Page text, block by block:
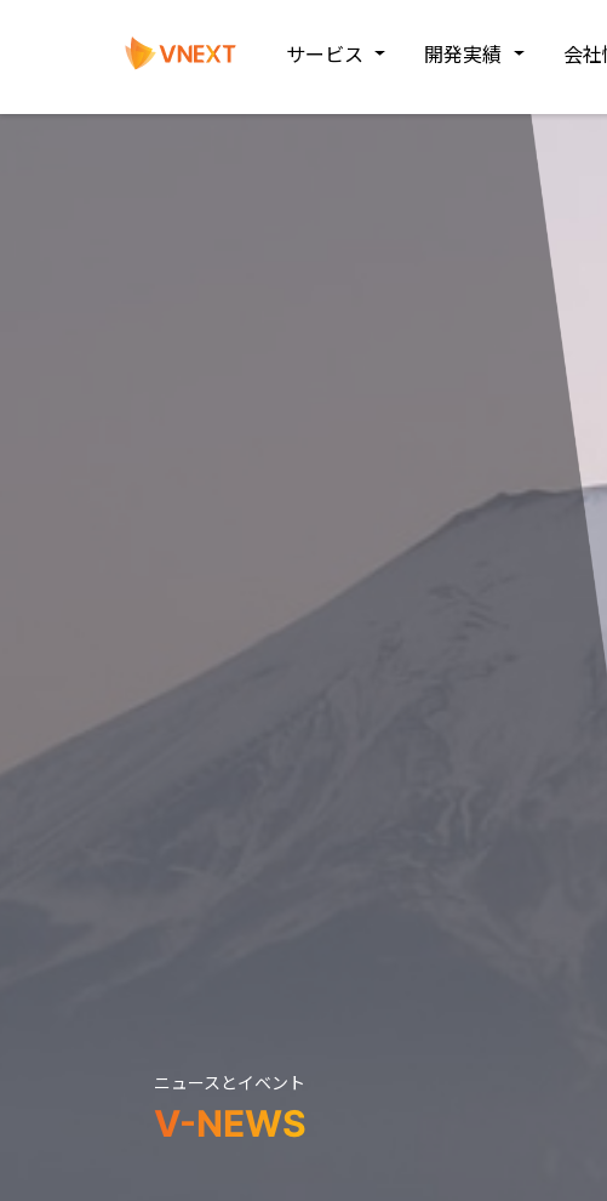
サービス 開発実績 会
ニュースとイベント
V-NEWS